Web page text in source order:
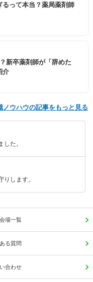
って本当？薬局薬剤師
新卒薬剤師が「辞めた
介
ノウハウの記事をもっと見る
た。
します。
場一覧
る質問
合わせ